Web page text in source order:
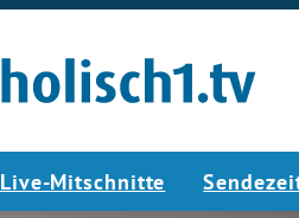
Live-Mitschnitte